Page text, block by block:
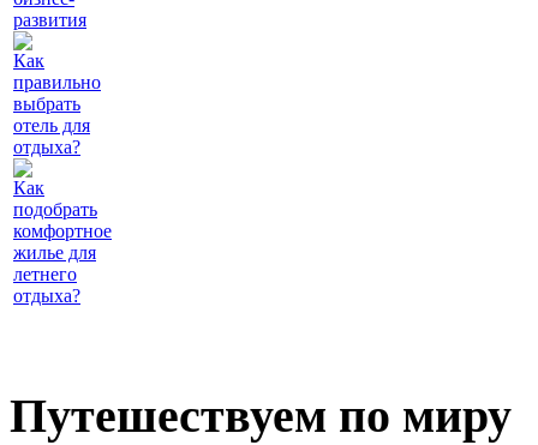
развития
Как
правильно
выбрать
отель для
отдыха?
Как
подобрать
комфортное
жилье для
летнего
отдыха?
Путешествуем по миру